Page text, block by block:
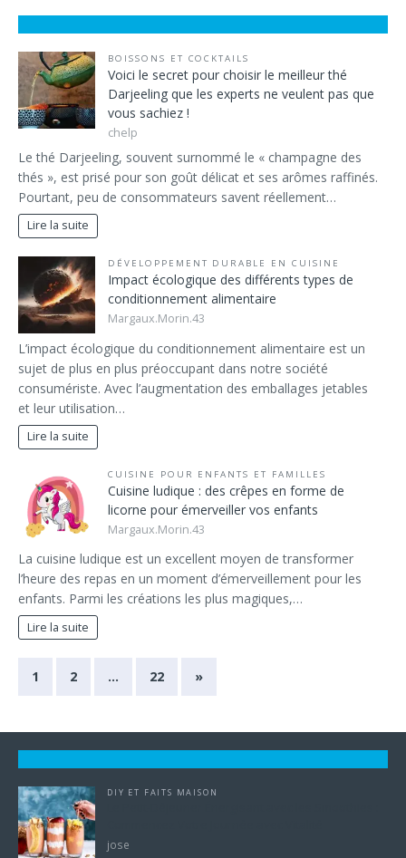
BOISSONS ET COCKTAILS
Voici le secret pour choisir le meilleur thé
Darjeeling que les experts ne veulent pas que
vous sachiez !
chelp
Le thé Darjeeling, souvent surnommé le « champagne des
thés », est prisé pour son goût délicat et ses arômes raffinés.
Pourtant, peu de consommateurs savent réellement…
Lire la suite
DÉVELOPPEMENT DURABLE EN CUISINE
Impact écologique des différents types de
conditionnement alimentaire
Margaux.Morin.43
L’impact écologique du conditionnement alimentaire est un
sujet de plus en plus préoccupant dans notre société
consumériste. Avec l’augmentation des emballages jetables
et leur utilisation…
Lire la suite
CUISINE POUR ENFANTS ET FAMILLES
Cuisine ludique : des crêpes en forme de
licorne pour émerveiller vos enfants
Margaux.Morin.43
La cuisine ludique est un excellent moyen de transformer
l’heure des repas en un moment d’émerveillement pour les
enfants. Parmi les créations les plus magiques,…
Lire la suite
1 2 … 22 »
DIY ET FAITS MAISON
jose